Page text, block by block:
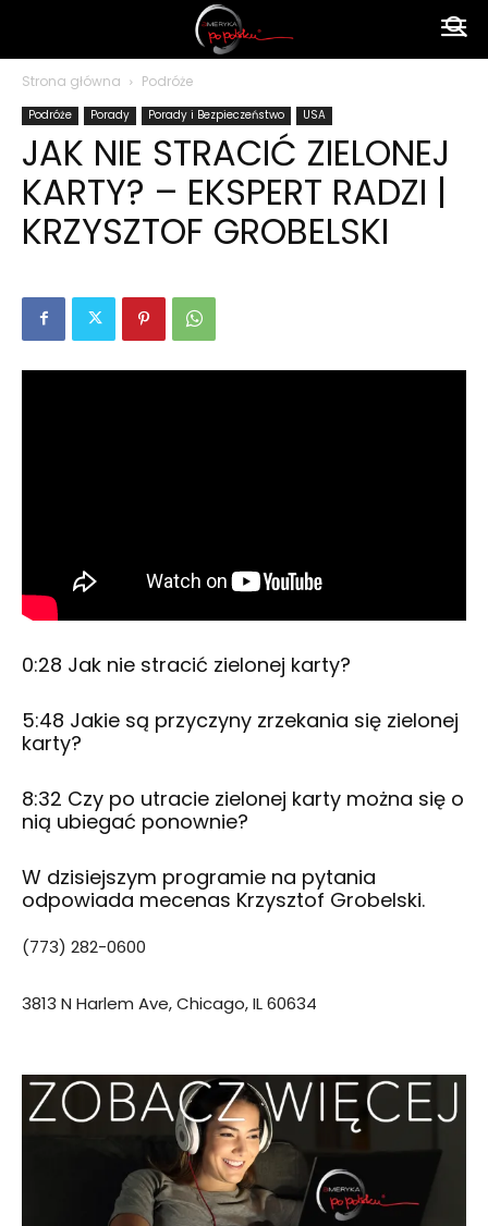
polsku
Strona główna Podróże
Podróże Porady Porady i Bezpieczeństwo USA
JAK NIE STRACIĆ ZIELONEJ
KARTY? – EKSPERT RADZI |
KRZYSZTOF GROBELSKI
0:28 Jak nie stracić zielonej karty?
5:48 Jakie są przyczyny zrzekania się zielonej
karty?
8:32 Czy po utracie zielonej karty można się o
nią ubiegać ponownie?
W dzisiejszym programie na pytania
odpowiada mecenas Krzysztof Grobelski.
(773) 282-0600
3813 N Harlem Ave, Chicago, IL 60634